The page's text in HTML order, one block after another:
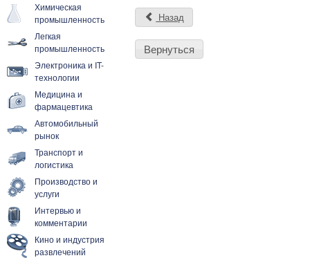
Химическая
промышленность
Легкая
промышленность
Электроника и IT-
технологии
Медицина и
фармацевтика
Автомобильный
рынок
Транспорт и
логистика
Производство и
услуги
Интервью и
комментарии
Кино и индустрия
развлечений
Назад
Вернуться